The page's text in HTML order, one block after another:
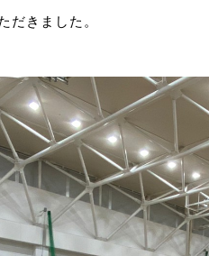
だきました。